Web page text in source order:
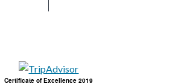
Certificate of Excellence 2019